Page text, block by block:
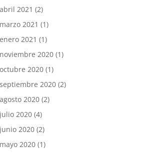
abril 2021 (2)
marzo 2021 (1)
enero 2021 (1)
noviembre 2020 (1)
octubre 2020 (1)
septiembre 2020 (2)
agosto 2020 (2)
julio 2020 (4)
junio 2020 (2)
mayo 2020 (1)